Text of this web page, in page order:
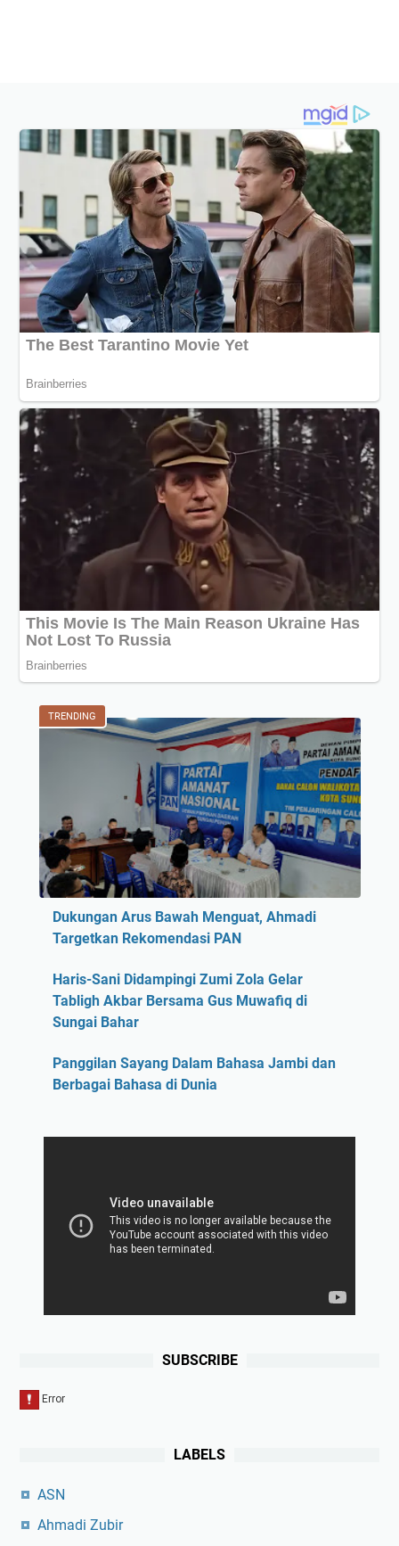
TRENDING
Dukungan Arus Bawah Menguat, Ahmadi
Targetkan Rekomendasi PAN
Haris-Sani Didampingi Zumi Zola Gelar
Tabligh Akbar Bersama Gus Muwafiq di
Sungai Bahar
Panggilan Sayang Dalam Bahasa Jambi dan
Berbagai Bahasa di Dunia
SUBSCRIBE
LABELS
ASN
Ahmadi Zubir